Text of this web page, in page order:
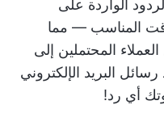
الواردة على
المناسب — مما
المحتملين إلى
البريد الإلكتروني
أي رد!